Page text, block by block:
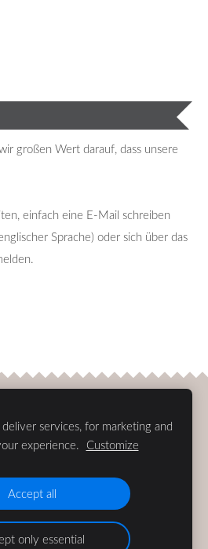
großen Wert darauf, dass unsere
einfach eine E-Mail schreiben
Sprache) oder sich über das
services, for marketing and
experience. Customize
Accept all
only essential